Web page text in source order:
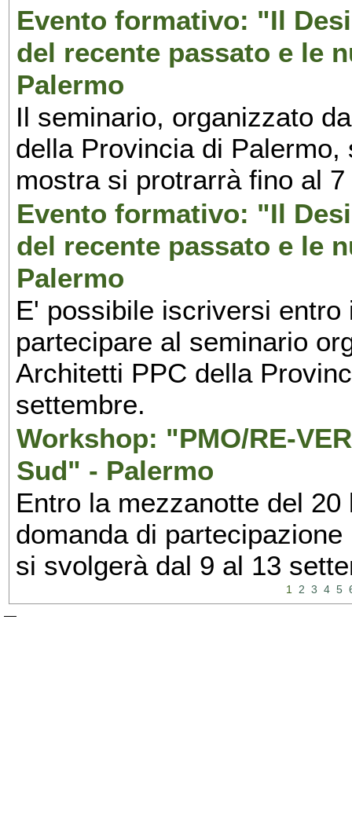
Evento formativo: "Il
del recente passato e le
Palermo
Il seminario, organizzato
della Provincia di
mostra si protrarrà fino al
Evento formativo: "Il
del recente passato e le
Palermo
E' possibile iscriversi
partecipare al seminario
Architetti PPC della
settembre.
Workshop: "PMO/RE-
Sud" - Palermo
Entro la mezzanotte del
domanda di
si svolgerà dal 9 al 13
1 2 3 4 5